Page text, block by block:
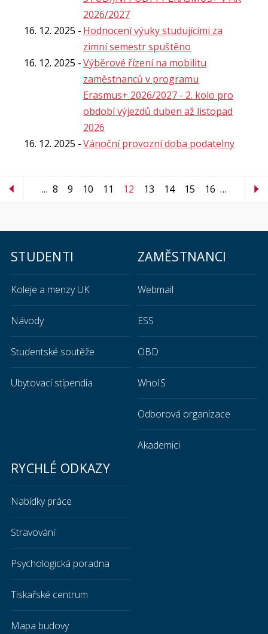
2026/2027
16. 12. 2025
Hodnocení výuky studujícími za
zimní semestr spuštěno
16. 12. 2025
Výběrové řízení na mobilitu
zaměstnanců v programu
Erasmus+ 2026/2027 - 2. kolo pro
období výjezdů duben až listopad
2026
16. 12. 2025
Vánoční provozní doba podatelny
… 8 9 10 11 12 13 14 15 16 …
STUDENTI
Koleje a menzy UK
Návody
Studentské soutěže
Ubytovací stipendia
ZAMĚSTNANCI
Webmail
ESS
OBD
WhoIS
Odborová organizace
Akademici
RYCHLÉ ODKAZY
Nabídky práce
Stravování
Psychologická poradna
Tiskařské centrum
Mapa budovy